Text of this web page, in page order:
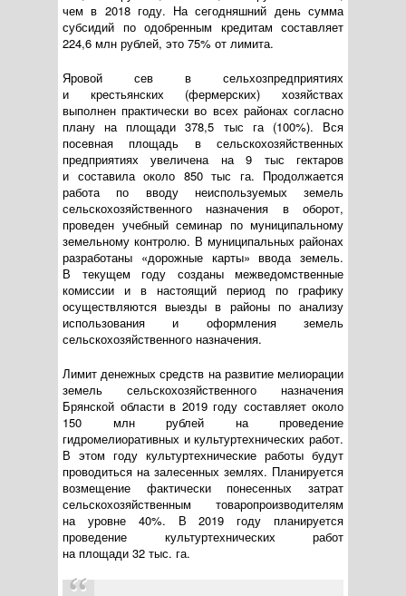
чем в 2018 году. На сегодняшний день сумма
субсидий по одобренным кредитам составляет
224,6 млн рублей, это 75% от лимита.
Яровой сев в сельхозпредприятиях
и крестьянских (фермерских) хозяйствах
выполнен практически во всех районах согласно
плану на площади 378,5 тыс га (100%). Вся
посевная площадь в сельскохозяйственных
предприятиях увеличена на 9 тыс гектаров
и составила около 850 тыс га. Продолжается
работа по вводу неиспользуемых земель
сельскохозяйственного назначения в оборот,
проведен учебный семинар по муниципальному
земельному контролю. В муниципальных районах
разработаны «дорожные карты» ввода земель.
В текущем году созданы межведомственные
комиссии и в настоящий период по графику
осуществляются выезды в районы по анализу
использования и оформления земель
сельскохозяйственного назначения.
Лимит денежных средств на развитие мелиорации
земель сельскохозяйственного назначения
Брянской области в 2019 году составляет около
150 млн рублей на проведение
гидромелиоративных и культуртехнических работ.
В этом году культуртехнические работы будут
проводиться на залесенных землях. Планируется
возмещение фактически понесенных затрат
сельскохозяйственным товаропроизводителям
на уровне 40%. В 2019 году планируется
проведение культуртехнических работ
на площади 32 тыс. га.